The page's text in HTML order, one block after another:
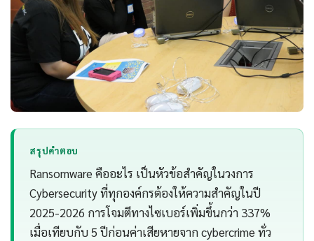
สรุปคำตอบ
Ransomware คืออะไร เป็นหัวข้อสำคัญในวงการ
Cybersecurity ที่ทุกองค์กรต้องให้ความสำคัญในปี
2025-2026 การโจมตีทางไซเบอร์เพิ่มขึ้นกว่า 337%
เมื่อเทียบกับ 5 ปีก่อนค่าเสียหายจาก cybercrime ทั่ว